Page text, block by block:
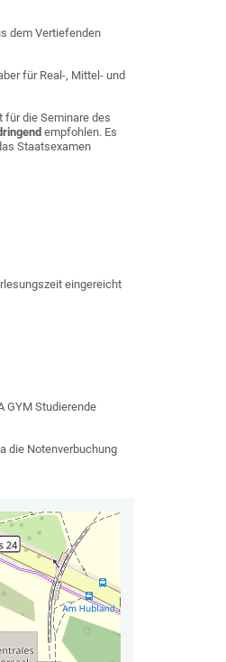
dem Vertiefenden
für Real-, Mittel- und
für die Seminare des
empfohlen. Es
Staatsexamen
eingereicht
GYM Studierende
die Notenverbuchung